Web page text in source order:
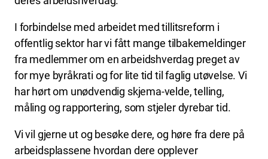
I forbindelse med arbeidet med tillitsreform i
offentlig sektor har vi fått mange tilbakemeldinger
fra medlemmer om en arbeidshverdag preget av
for mye byråkrati og for lite tid til faglig utøvelse. Vi
har hørt om unødvendig skjema-velde, telling,
måling og rapportering, som stjeler dyrebar tid.
Vi vil gjerne ut og besøke dere, og høre fra dere på
arbeidsplassene hvordan dere opplever